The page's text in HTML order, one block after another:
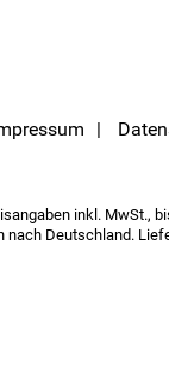
inkl. MwSt.,
nach Deutschland.